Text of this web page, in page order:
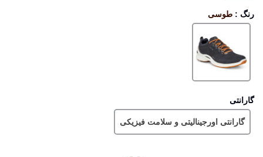
رنگ : طوسی
گارانتی
گارانتی اورجینالیتی و سلامت فیزیکی